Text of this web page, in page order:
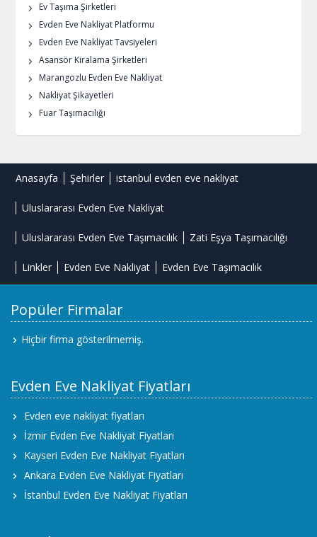
Ev Taşıma Şirketleri
Evden Eve Nakliyat Platformu
Evden Eve Nakliyat Tavsiyeleri
Asansör Kiralama Şirketleri
Marangozlu Evden Eve Nakliyat
Nakliyat Şikayetleri
Fuar Taşımacılığı
Anasayfa Şehirler istanbul evden eve nakliyat
Uluslararası Evden Eve Nakliyat
Uluslararası Evden Eve Taşımacılık Zati Eşya Taşımacılığı
Linkler Evden Eve Nakliyat Evden Eve Taşımacılık
Popüler Firmalar
Hiçbir firma gösterilmemiş.
Evden Eve Nakliyat Fiyatları
Evden eve nakliyat fiyatları
İzmir Evden Eve Nakliyat Fiyatları
Kayseri Evden Eve Nakliyat Fiyatları
Ankara Evden Eve Nakliyat Fiyatları
İstanbul Evden Eve Nakliyat Fiyatları